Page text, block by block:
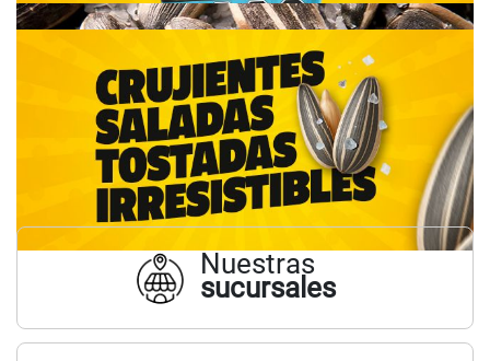
Nuestras
sucursales